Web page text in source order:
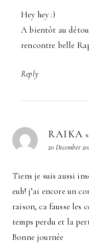
Hey hey :)
A bientôt au
rencontre belle
Reply
RAIKA
20 December
Tiens je suis aussi
euh! j’ai encore un
raison, ca fausse les
temps perdu et la
Bonne journée